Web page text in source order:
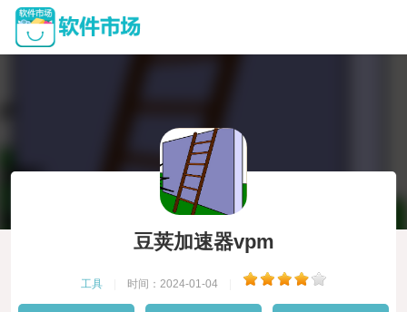
豆荚加速器vpm
工具 时间：2024-01-04